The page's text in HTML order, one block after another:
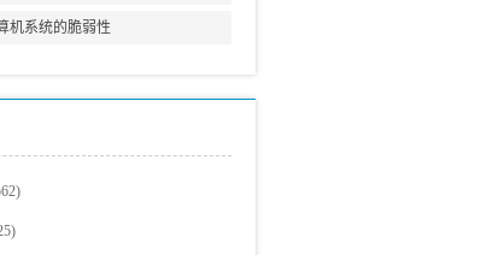
机系统的脆弱性